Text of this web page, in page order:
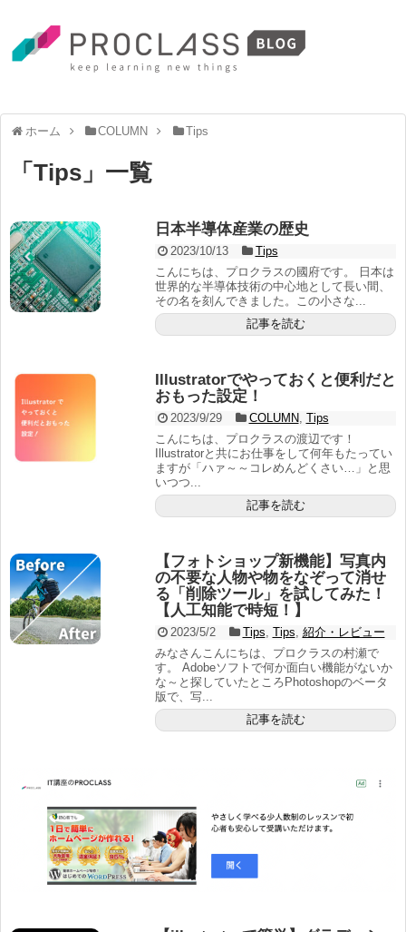
ホーム COLUMN Tips
「 Tips 」 一覧
日本半導体産業の歴史
2023/10/13
Tips
こんにちは、プロクラスの國府です。 日本は
世界的な半導体技術の中心地として長い間、
その名を刻んできました。この小さな...
記事を読む
Illustratorでやっておくと便利だと
おもった設定！
2023/9/29 COLUMN, Tips
こんにちは、プロクラスの渡辺です！
Illustratorと共にお仕事をして何年もたってい
ますが「ハァ～～コレめんどくさい…」と思
いつつ...
記事を読む
【フォトショップ新機能】写真内
の不要な人物や物をなぞって消せ
る「削除ツール」を試してみた！
【人工知能で時短！】
2023/5/2 Tips, Tips, 紹介・レビュー
みなさんこんにちは、プロクラスの村瀬で
す。 Adobeソフトで何か面白い機能がないか
な～と探していたところPhotoshopのベータ
版で、写...
記事を読む